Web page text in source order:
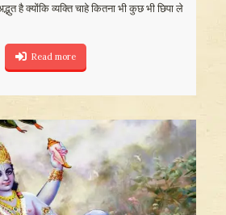
है क्‍योंकि व्‍यक्ति चाहे कितना भी कुछ भी छिपा ले
Read more